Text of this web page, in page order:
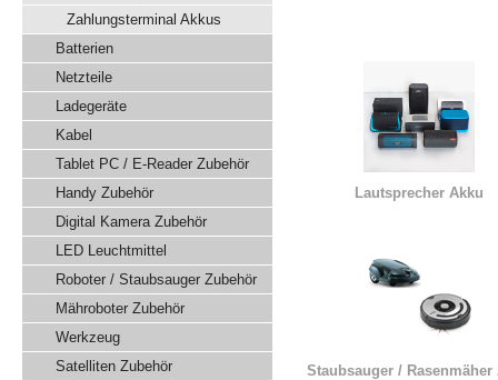
Zahlungsterminal Akkus
Batterien
Netzteile
Ladegeräte
Kabel
Tablet PC / E-Reader Zubehör
Handy Zubehör
Digital Kamera Zubehör
LED Leuchtmittel
Roboter / Staubsauger Zubehör
Mähroboter Zubehör
Werkzeug
Satelliten Zubehör
Lautsprecher Akku
Staubsauger / Rasenmäher